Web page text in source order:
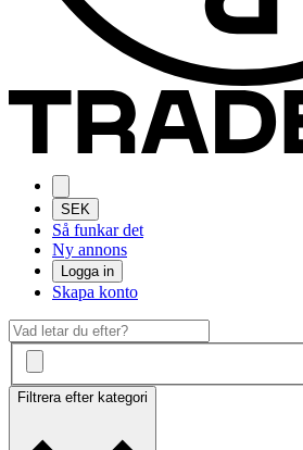
SEK
Så funkar det
Ny annons
Logga in
Skapa konto
Filtrera efter kategori